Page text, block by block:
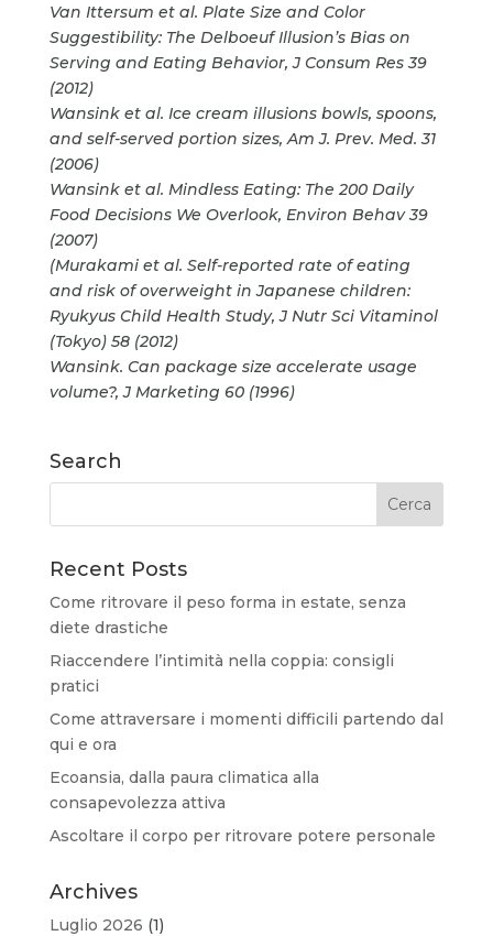
Van Ittersum et al. Plate Size and Color
Suggestibility: The Delboeuf Illusion’s Bias on
Serving and Eating Behavior, J Consum Res 39
(2012)
Wansink et al. Ice cream illusions bowls, spoons,
and self-served portion sizes, Am J. Prev. Med. 31
(2006)
Wansink et al. Mindless Eating: The 200 Daily
Food Decisions We Overlook, Environ Behav 39
(2007)
(Murakami et al. Self-reported rate of eating
and risk of overweight in Japanese children:
Ryukyus Child Health Study, J Nutr Sci Vitaminol
(Tokyo) 58 (2012)
Wansink. Can package size accelerate usage
volume?, J Marketing 60 (1996)
Search
Recent Posts
Come ritrovare il peso forma in estate, senza
diete drastiche
Riaccendere l’intimità nella coppia: consigli
pratici
Come attraversare i momenti difficili partendo dal
qui e ora
Ecoansia, dalla paura climatica alla
consapevolezza attiva
Ascoltare il corpo per ritrovare potere personale
Archives
Luglio 2026 (1)